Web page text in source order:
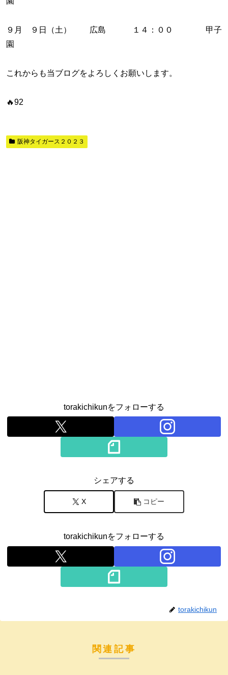
９月 ９日（土） 広島 １４：００ 甲子
園
これからも当ブログをよろしくお願いします。
🔥92
阪神タイガース２０２３
torakichikunをフォローする
シェアする
X コピー
torakichikunをフォローする
torakichikun
関連記事